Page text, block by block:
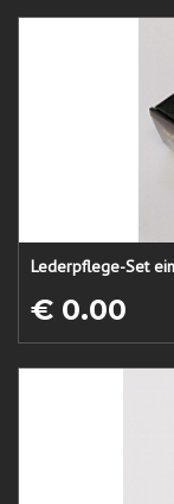
Lederpflege-Set
€ 0.00